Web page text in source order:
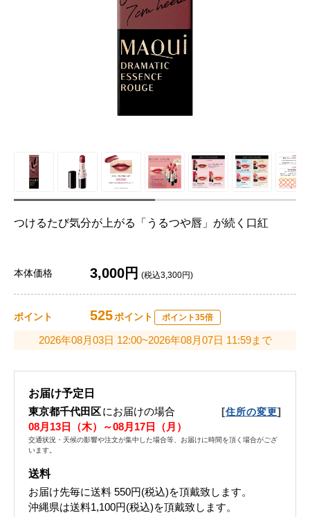
つけるたび気分が上がる「うるつや唇」が続く口紅
本体価格 3,000円 (税込3,300円)
ポイント 525ポイント ポイント35倍
2026年08月03日 12:00~2026年08月07日 11:59まで
お届け予定日
東京都千代田区にお届けの場合 [住所の変更]
08月13日（木）～08月17日（月）
交通状況・天候の影響や注文が集中した場合等、お届けに時間を頂く場合がござ
います。
送料
お届け先毎に送料 550円(税込)を頂戴致します。
沖縄県は送料1,100円(税込)を頂戴致します。